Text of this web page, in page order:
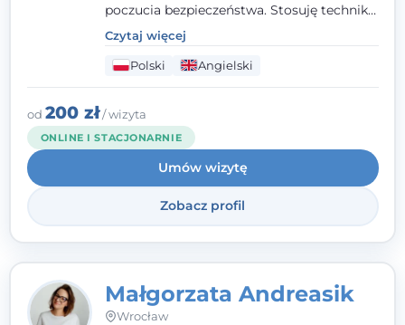
poczucia bezpieczeństwa. Stosuję techniki
poznawczo-behawioralne oraz metody,
które koncentrują się na rozwiązaniach
(TSR). Te polegają na osiąganiu
zamierzonych celów (doprowadzeniu do
rozwiązania trudnych sytuacji) poprzez
identyfikowanie i wzmacnianie zasobów
oraz mocnych stron klienta. W swojej
pracy korzystam także z metod dialogu
motywacyjnego itreningu uważności.
Czytaj więcej
Polski Angielski
od 200 zł/ wizyta
ONLINE I STACJONARNIE
Umów wizytę
Zobacz profil
Małgorzata Andreasik
Wrocław